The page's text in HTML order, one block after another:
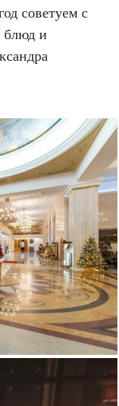
советуем с
блюд и